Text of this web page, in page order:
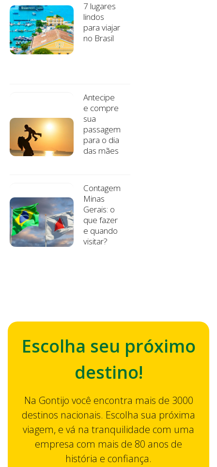
7 lugares
lindos
para viajar
no Brasil
Antecipe
e compre
sua
passagem
para o dia
das mães
Contagem
Minas
Gerais: o
que fazer
e quando
visitar?
Escolha seu próximo
destino!
Na Gontijo você encontra mais de 3000
destinos nacionais. Escolha sua próxima
viagem, e vá na tranquilidade com uma
empresa com mais de 80 anos de
história e confiança.